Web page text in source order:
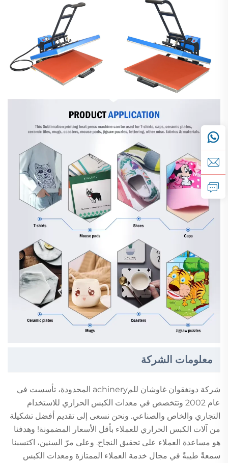
معلومات الشركة
شركة دونغقوان غاوشان للمachinery المحدودة، تأسست في
عام 2002 وتتخصص في معدات الكبس الحراري للاستخدام
التجاري والخاص والصناعي. ونحن نسعى إلى تقديم أفضل تشكيلة
من آلات الكبس الحراري للعملاء بأقل الأسعار المضمونة! وهدفنا
هو مساعدة العملاء على تحقيق النجاح. وعلى مرّ السنين، اكتسبنا
سمعةً طيبةً في مجال خدمة العملاء الممتازة ومعدات الكبس